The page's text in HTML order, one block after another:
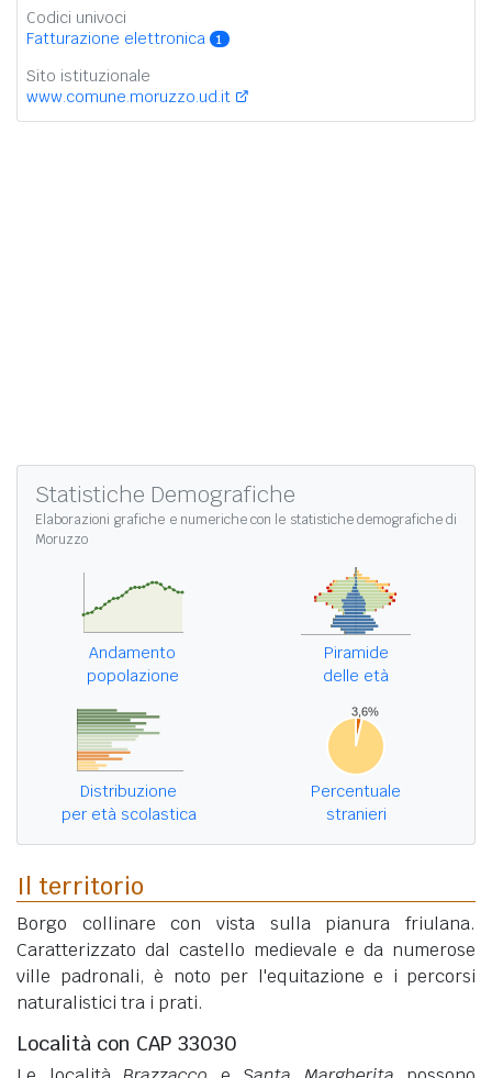
Codici univoci
Fatturazione elettronica
1
Sito istituzionale
www.comune.moruzzo.ud.it
Statistiche Demografiche
Elaborazioni grafiche e numeriche con le statistiche demografiche di
Moruzzo
Andamento
popolazione
Piramide
delle età
Distribuzione
per età scolastica
Percentuale
stranieri
Il territorio
Borgo collinare con vista sulla pianura friulana.
Caratterizzato dal castello medievale e da numerose
ville padronali, è noto per l'equitazione e i percorsi
naturalistici tra i prati.
Località con CAP 33030